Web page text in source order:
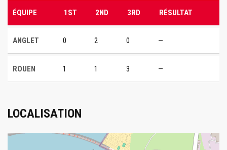
ÉQUIPE 1ST 2ND 3RD RÉSULTAT
ANGLET 0 2 0 —
ROUEN 1 1 3 —
LOCALISATION